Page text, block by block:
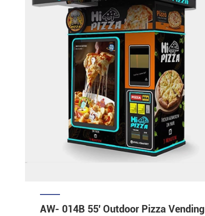
AW- 014B 55' Outdoor Pizza Vending